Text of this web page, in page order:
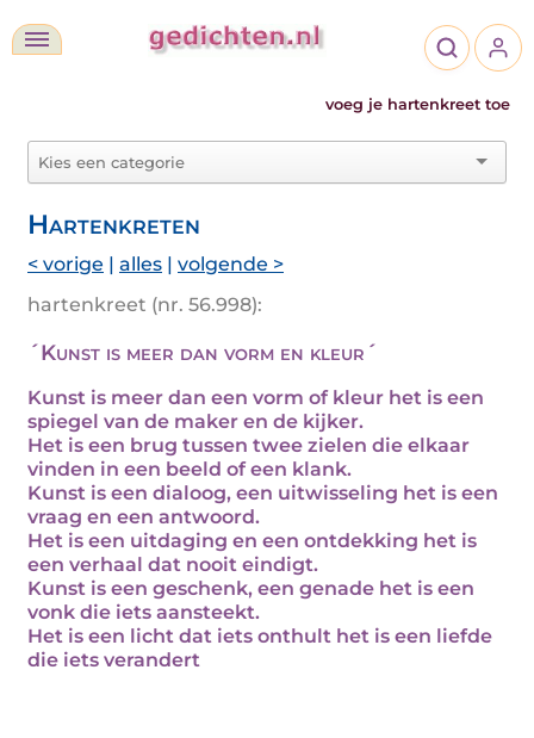
voeg je hartenkreet toe
Hartenkreten
< vorige | alles | volgende >
hartenkreet (nr. 56.998):
´Kunst is meer dan vorm en kleur´
Kunst is meer dan een vorm of kleur het is een
spiegel van de maker en de kijker.
Het is een brug tussen twee zielen die elkaar
vinden in een beeld of een klank.
Kunst is een dialoog, een uitwisseling het is een
vraag en een antwoord.
Het is een uitdaging en een ontdekking het is
een verhaal dat nooit eindigt.
Kunst is een geschenk, een genade het is een
vonk die iets aansteekt.
Het is een licht dat iets onthult het is een liefde
die iets verandert